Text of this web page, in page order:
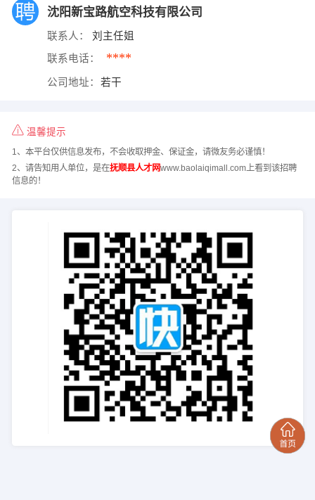
沈阳新宝路航空科技有限公司
联系人： 刘主任姐
联系电话： ****
公司地址： 若干
温馨提示
1、本平台仅供信息发布，不会收取押金、保证金，请微友务必谨慎！
2、请告知用人单位，是在抚顺县人才网www.baolaiqimall.com上看到该招聘
信息的！